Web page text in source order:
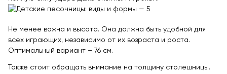
Не менее важна и высота. Она должна быть удобной для
всех играющих, независимо от их возраста и роста.
Оптимальный вариант – 76 см.
Также стоит обращать внимание на толщину столешницы.